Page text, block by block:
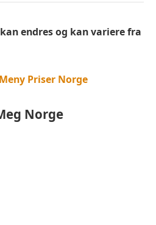
endres og kan variere fra
Priser Norge
Norge